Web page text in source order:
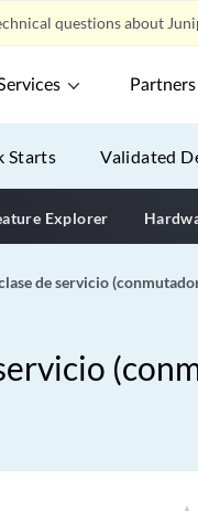
questions about
Partners
Starts Validated
Explorer
de servicio